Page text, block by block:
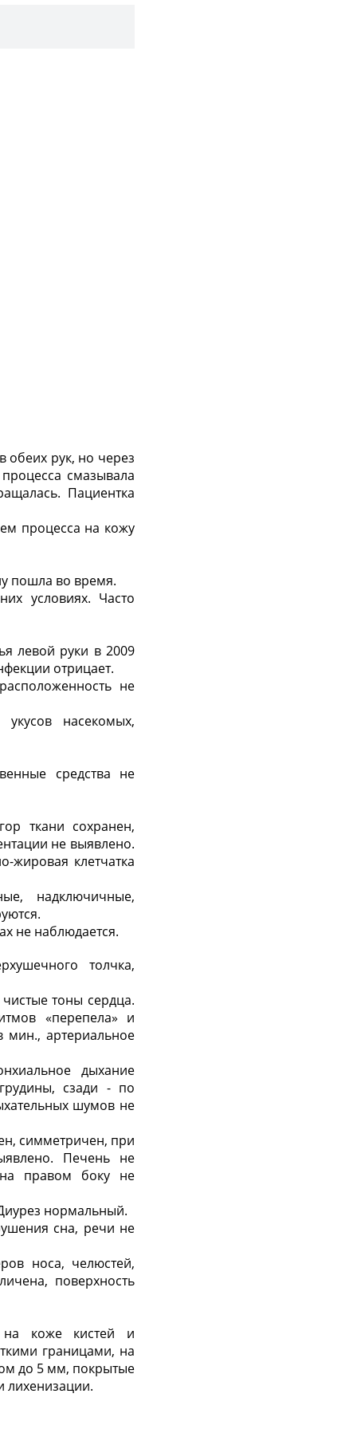
обеих рук, но через
смазывала
Пациентка
процесса на кожу
пошла во время.
условиях. Часто
левой руки в 2009
отрицает.
не
насекомых,
средства не
ткани сохранен,
не выявлено.
жировая клетчатка
надключичные,
не наблюдается.
толчка,
тоны сердца.
«перепела» и
артериальное
дыхание
сзади - по
шумов не
симметричен, при
Печень не
правом боку не
нормальный.
сна, речи не
носа, челюстей,
поверхность
на коже кистей и
границами, на
до 5 мм, покрытые
лихенизации.